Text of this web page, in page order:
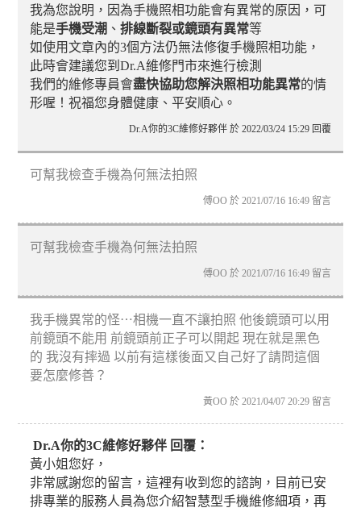
我為您說明，因為手機照相功能會有異常的原因，可
能是手機受潮 、排線斷裂或鏡頭有異常等
如使用文章內的3個方法仍無法修復手機照相功能，
此時會建議您到Dr.A維修門市來進行檢測
我們的維修專員會盡快協助您解決照相功能異常的情
形喔！祝福您身體健康、平安順心。
Dr.A你的3C維修好夥伴 於 2022/03/24 15:29 回覆
可幫我檢查手機為何無法拍照
傅OO 於 2021/07/16 16:49 留言
可幫我檢查手機為何無法拍照
傅OO 於 2021/07/16 16:49 留言
我手機異常的怪⋯相機一直不讓拍照 他後鏡頭可以用
前鏡頭不能用 前鏡頭前正子可以開起 現在就是黑色
的 我沒有摔過 以前有這樣後面又自己好了請問這個
要怎麼修善？
黃OO 於 2021/04/07 20:29 留言
Dr.A你的3C維修好夥伴 回覆：
黃小姐您好，
非常感謝您的留言，這裡有收到您的諮詢，目前已安
排專業的服務人員為您介紹智慧型手機維修細項，再